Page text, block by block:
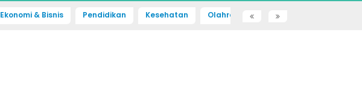
Ekonomi & Bisnis Pendidikan Kesehatan Olahraga Sains dan Teknologi